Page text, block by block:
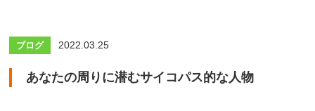
ブログ 2022.03.25
あなたの周りに潜むサイコパス的な人物